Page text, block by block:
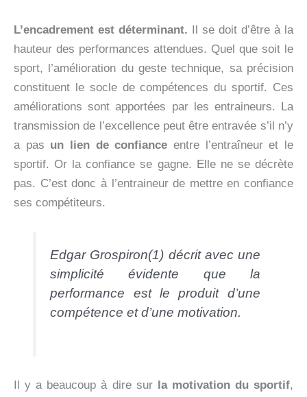
L’encadrement est déterminant. Il se doit d’être à la
hauteur des performances attendues. Quel que soit le
sport, l’amélioration du geste technique, sa précision
constituent le socle de compétences du sportif. Ces
améliorations sont apportées par les entraineurs. La
transmission de l’excellence peut être entravée s’il n’y
a pas un lien de confiance entre l’entraîneur et le
sportif. Or la confiance se gagne. Elle ne se décrète
pas. C’est donc à l’entraineur de mettre en confiance
ses compétiteurs.
Edgar Grospiron(1) décrit avec une
simplicité évidente que la
performance est le produit d’une
compétence et d’une motivation.
Il y a beaucoup à dire sur la motivation du sportif,